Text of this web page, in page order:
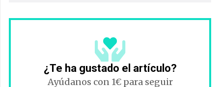
¿Te ha gustado el artículo?
Ayúdanos con 1€ para seguir